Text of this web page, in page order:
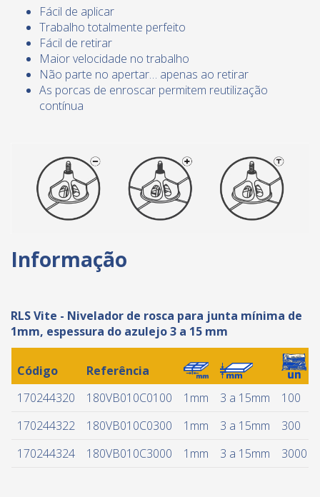
Fácil de aplicar
Trabalho totalmente perfeito
Fácil de retirar
Maior velocidade no trabalho
Não parte no apertar… apenas ao retirar
As porcas de enroscar permitem reutilização
contínua
Informação
RLS Vite - Nivelador de rosca para junta mínima de
1mm, espessura do azulejo 3 a 15 mm
Código
Referência
170244320
180VB010C0100 1mm 3 a 15mm
100
170244322
180VB010C0300 1mm 3 a 15mm
300
170244324
180VB010C3000 1mm 3 a 15mm 3000